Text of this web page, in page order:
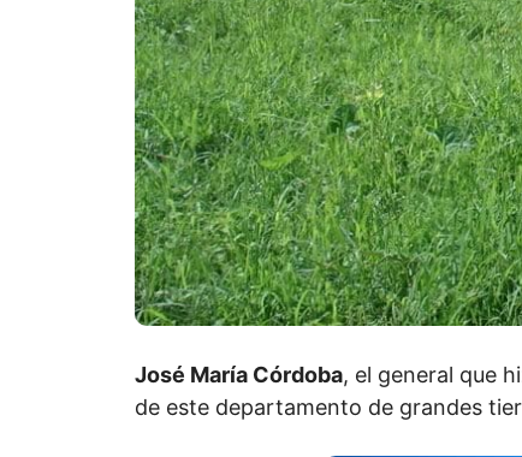
José María Córdoba, el general que
de este departamento de grandes